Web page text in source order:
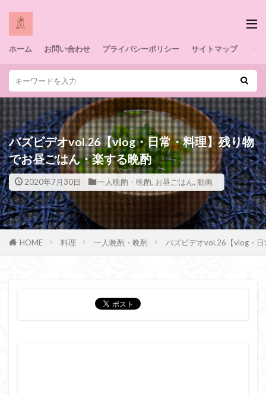
ホーム お問い合わせ プライバシーポリシー サイトマップ
バズビデオvol.26【vlog・日常・料理】残り物
でお昼ごはん・楽する晩酌
2020年7月30日 一人晩酌・晩酌, お昼ごはん, 動画
HOME 料理 一人晩酌・晩酌 バズビデオvol.26【vlog・